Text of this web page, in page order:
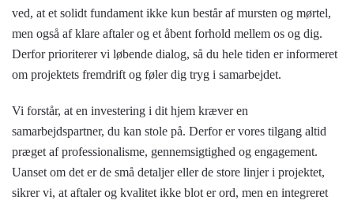
ved, at et solidt fundament ikke kun består af mursten og mørtel,
men også af klare aftaler og et åbent forhold mellem os og dig.
Derfor prioriterer vi løbende dialog, så du hele tiden er informeret
om projektets fremdrift og føler dig tryg i samarbejdet.
Vi forstår, at en investering i dit hjem kræver en
samarbejdspartner, du kan stole på. Derfor er vores tilgang altid
præget af professionalisme, gennemsigtighed og engagement.
Uanset om det er de små detaljer eller de store linjer i projektet,
sikrer vi, at aftaler og kvalitet ikke blot er ord, men en integreret